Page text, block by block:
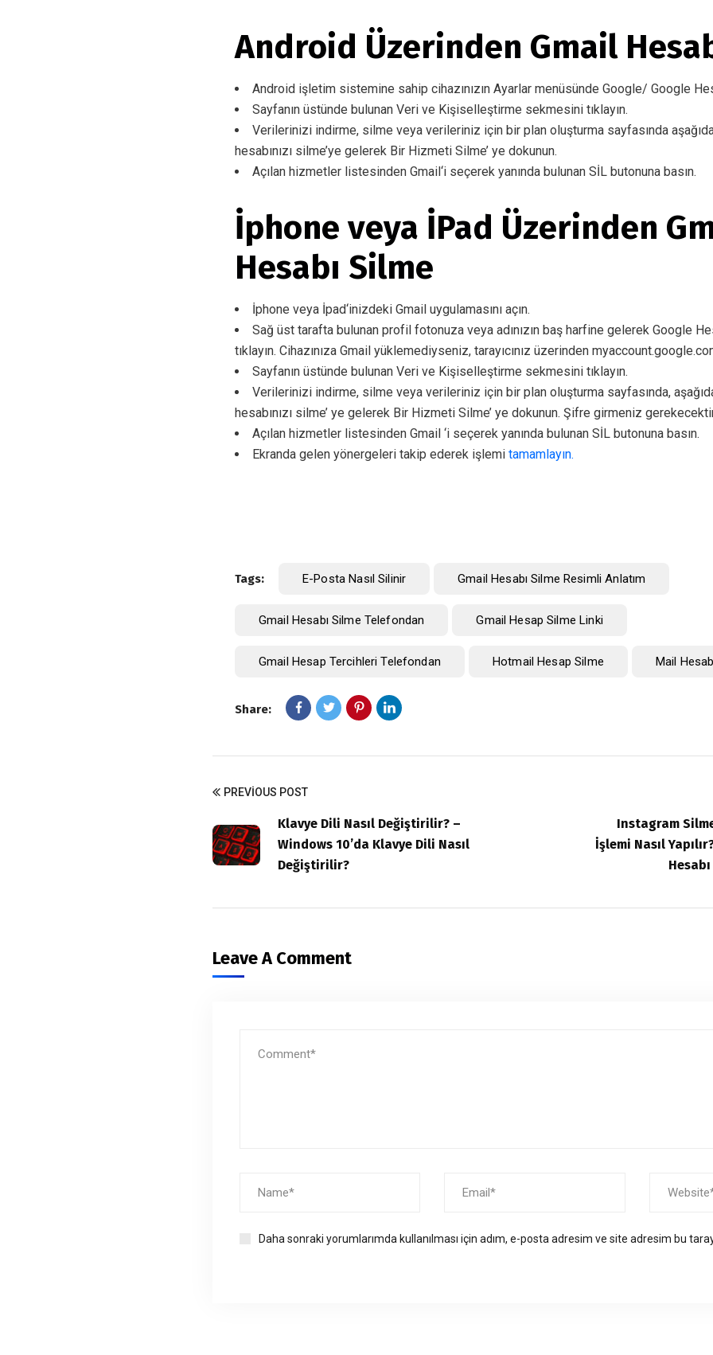
Android Üzerinden Gmail
Android işletim sistemine sahip cihazınızın Ayarlar menüsünde Google/ Google
Sayfanın üstünde bulunan Veri ve Kişiselleştirme sekmesini tıklayın.
Verilerinizi indirme, silme veya verileriniz için bir plan oluşturma sayfasında
hesabınızı silme’ye gelerek Bir Hizmeti Silme’ ye dokunun.
Açılan hizmetler listesinden Gmail‘i seçerek yanında bulunan SİL butonuna basın.
İphone veya İPad Üzerinden
Hesabı Silme
İphone veya İpad‘inizdeki Gmail uygulamasını açın.
Sağ üst tarafta bulunan profil fotonuza veya adınızın baş harfine gelerek Google
tıklayın. Cihazınıza Gmail yüklemediyseniz, tarayıcınız üzerinden
Sayfanın üstünde bulunan Veri ve Kişiselleştirme sekmesini tıklayın.
Verilerinizi indirme, silme veya verileriniz için bir plan oluşturma sayfasında,
hesabınızı silme’ ye gelerek Bir Hizmeti Silme’ ye dokunun. Şifre girmeniz
Açılan hizmetler listesinden Gmail ‘i seçerek yanında bulunan SİL butonuna basın.
Ekranda gelen yönergeleri takip ederek işlemi tamamlayın.
Tags: E-Posta Nasıl Silinir Gmail Hesabı Silme Resimli Anlatım
Gmail Hesabı Silme Telefondan Gmail Hesap Silme Linki
Gmail Hesap Tercihleri Telefondan Hotmail Hesap Silme Mail
Share:
PREVIOUS POST
Klavye Dili Nasıl Değiştirilir? –
Windows 10’da Klavye Dili Nasıl
Değiştirilir?
Instagram
İşlemi Nasıl
Leave A Comment
Daha sonraki yorumlarımda kullanılması için adım, e-posta adresim ve site adresim bu